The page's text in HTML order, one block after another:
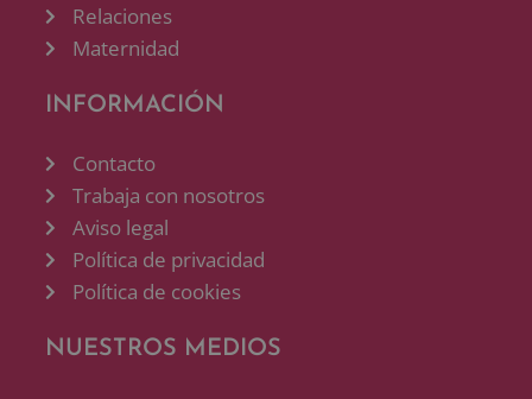
Relaciones
Maternidad
INFORMACIÓN
Contacto
Trabaja con nosotros
Aviso legal
Política de privacidad
Política de cookies
NUESTROS MEDIOS